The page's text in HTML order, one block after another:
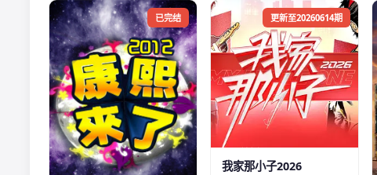
已完结 更新至20260614期
我家那小子2026